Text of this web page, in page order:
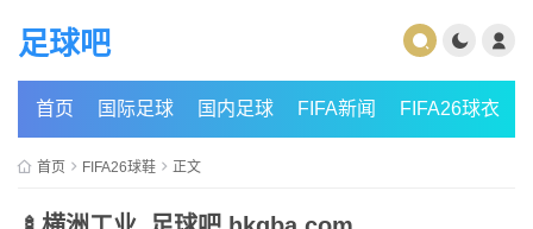
足球吧
首页 国际足球 国内足球 FIFA新闻 FIFA26球衣
首页 FIFA26球鞋 正文